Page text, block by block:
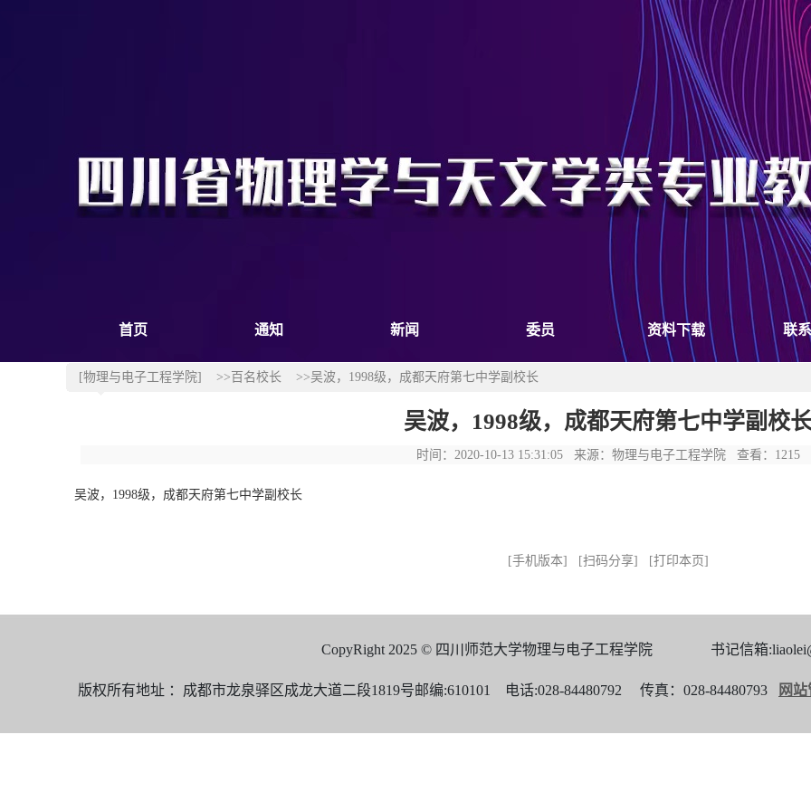
首页 通知 新闻 委员 资料下载 联
[物理与电子工程学院] >>百名校长 >>吴波，1998级，成都天府第七中学副校长
吴波，1998级，成都天府第七中学副校
时间：2020-10-13 15:31:05 来源：物理与电子工程学院 查看： 1215
吴波，1998级，成都天府第七中学副校长
[手机版本] [扫码分享] [打印本页]
CopyRight 2025 © 四川师范大学物理与电子工程学院 书记信箱
版权所有地址 ：成都市龙泉驿区成龙大道二段1819号邮编:610101 电话:028-84480792 传真：028-84480793 网